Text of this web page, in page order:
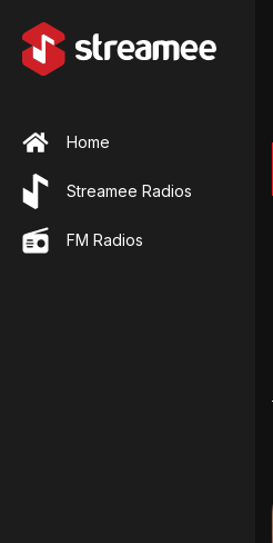
Home
Streamee Radios
FM Radios